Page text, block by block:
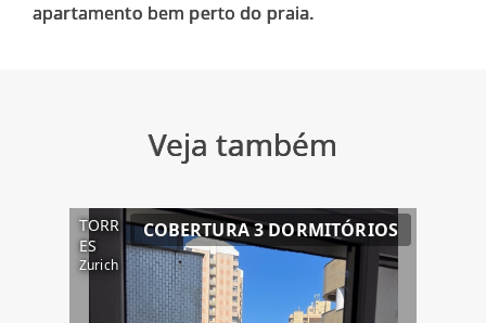
Veja também
TORR
ES
Zurich
COBERTURA 3 DORMITÓRIOS